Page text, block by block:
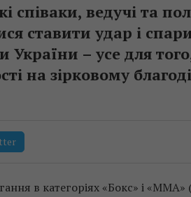
співаки, ведучі та
ставити удар і
– усе для
на зірковому
в категоріях «Бокс» і